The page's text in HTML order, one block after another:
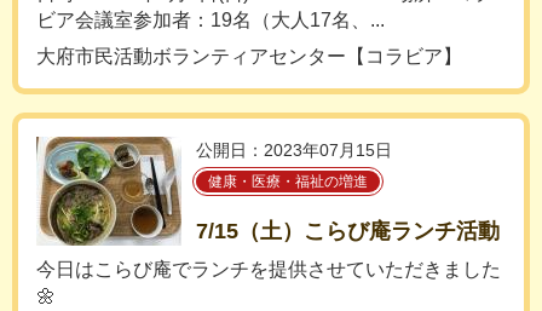
ビア会議室参加者：19名（大人17名、...
大府市民活動ボランティアセンター【コラビア】
公開日：2023年07月15日
健康・医療・福祉の増進
7/15（土）こらび庵ランチ活動
今日はこらび庵でランチを提供させていただきました
🌼